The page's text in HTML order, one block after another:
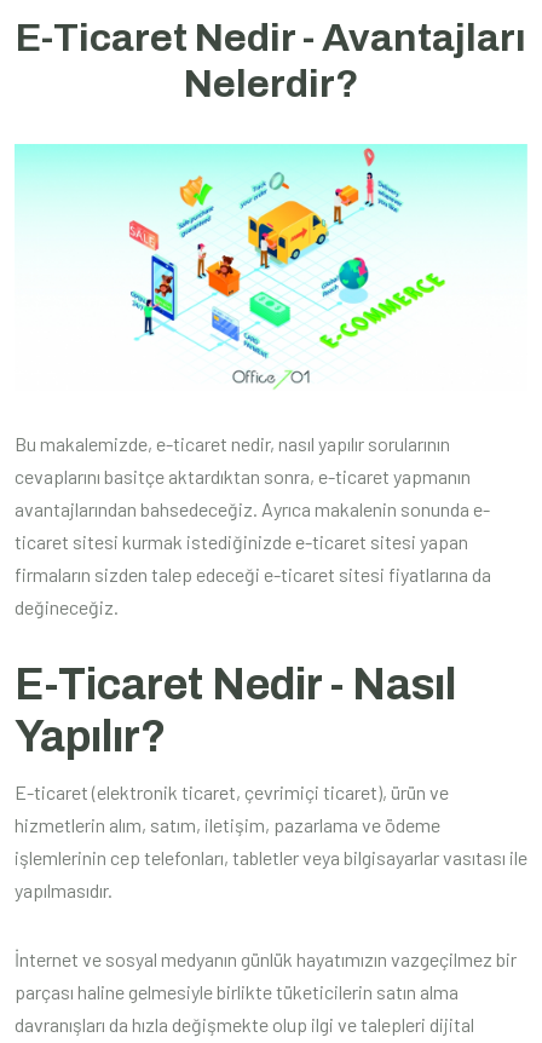
E-Ticaret Nedir - Avantajları
Nelerdir?
Bu makalemizde, e-ticaret nedir, nasıl yapılır sorularının
cevaplarını basitçe aktardıktan sonra, e-ticaret yapmanın
avantajlarından bahsedeceğiz. Ayrıca makalenin sonunda e-
ticaret sitesi kurmak istediğinizde e-ticaret sitesi yapan
firmaların sizden talep edeceği e-ticaret sitesi fiyatlarına da
değineceğiz.
E-Ticaret Nedir - Nasıl
Yapılır?
E-ticaret (elektronik ticaret, çevrimiçi ticaret), ürün ve
hizmetlerin alım, satım, iletişim, pazarlama ve ödeme
işlemlerinin cep telefonları, tabletler veya bilgisayarlar vasıtası ile
yapılmasıdır.
İnternet ve sosyal medyanın günlük hayatımızın vazgeçilmez bir
parçası haline gelmesiyle birlikte tüketicilerin satın alma
davranışları da hızla değişmekte olup ilgi ve talepleri dijital